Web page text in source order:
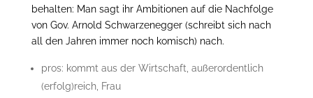
behalten: Man sagt ihr Ambitionen auf die Nachfolge
von Gov. Arnold Schwarzenegger (schreibt sich nach
all den Jahren immer noch komisch) nach.
pros: kommt aus der Wirtschaft, außerordentlich
(erfolg)reich, Frau